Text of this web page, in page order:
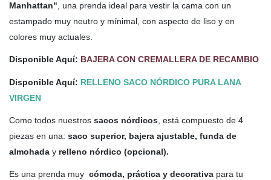
Manhattan", una prenda ideal para vestir la cama con un
estampado muy neutro y mínimal, con aspecto de liso y en
colores muy actuales.
Disponible Aquí: BAJERA CON CREMALLERA DE RECAMBIO
Disponible Aquí: RELLENO SACO NÓRDICO PURA LANA
VIRGEN
Como todos nuestros sacos nórdicos , está compuesto de 4
piezas en una: saco superior, bajera ajustable, funda de
almohada y relleno nórdico (opcional).
Es una prenda muy cómoda, práctica y decorativa para tu